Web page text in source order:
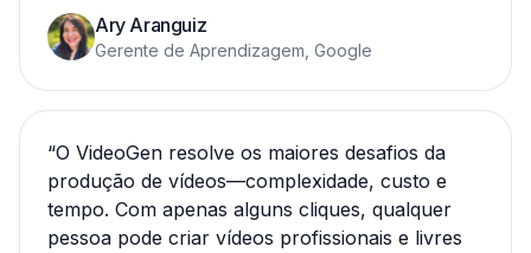
Ary Aranguiz
Gerente de Aprendizagem, Google
“O VideoGen resolve os maiores desafios da
produção de vídeos—complexidade, custo e
tempo. Com apenas alguns cliques, qualquer
pessoa pode criar vídeos profissionais e livres